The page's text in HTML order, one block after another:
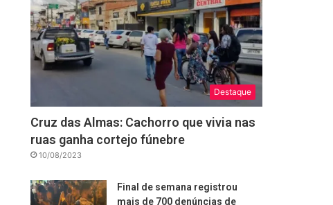
Destaque
Cruz das Almas: Cachorro que vivia nas
ruas ganha cortejo fúnebre
10/08/2023
Final de semana registrou
mais de 700 denúncias de